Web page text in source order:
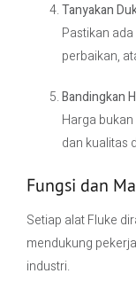
Tanyakan
Pastikan
perbaikan,
Bandingkan
Harga
dan kualitas
Fungsi dan
Setiap alat Fluke
mendukung
industri.